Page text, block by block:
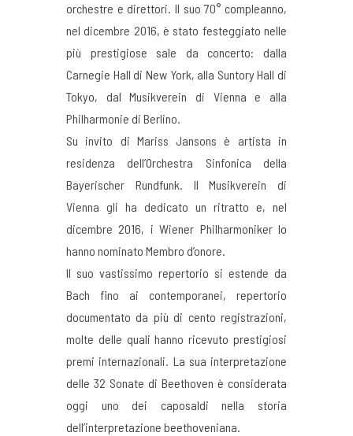
orchestre e direttori. Il suo 70° compleanno,
nel dicembre 2016, è stato festeggiato nelle
più prestigiose sale da concerto: dalla
Carnegie Hall di New York, alla Suntory Hall di
Tokyo, dal Musikverein di Vienna e alla
Philharmonie di Berlino.
Su invito di Mariss Jansons è artista in
residenza dell’Orchestra Sinfonica della
Bayerischer Rundfunk. Il Musikverein di
Vienna gli ha dedicato un ritratto e, nel
dicembre 2016, i Wiener Philharmoniker lo
hanno nominato Membro d’onore.
Il suo vastissimo repertorio si estende da
Bach fino ai contemporanei, repertorio
documentato da più di cento registrazioni,
molte delle quali hanno ricevuto prestigiosi
premi internazionali. La sua interpretazione
delle 32 Sonate di Beethoven è considerata
oggi uno dei caposaldi nella storia
dell’interpretazione beethoveniana.